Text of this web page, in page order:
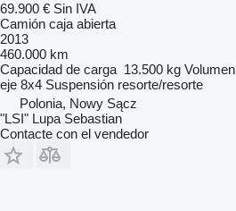
69.900 € Sin IVA
Camión caja abierta
2013
460.000 km
Capacidad de carga 13.500 kg Volumen
eje 8x4 Suspensión resorte/resorte
Polonia, Nowy Sącz
"LSI" Lupa Sebastian
Contacte con el vendedor